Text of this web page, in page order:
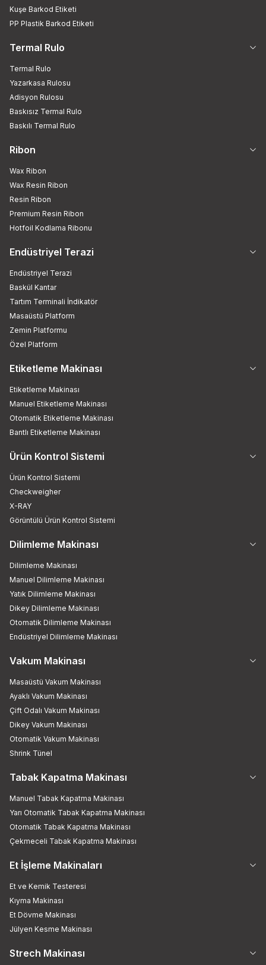
Kuşe Barkod Etiketi
PP Plastik Barkod Etiketi
Termal Rulo
Termal Rulo
Yazarkasa Rulosu
Adisyon Rulosu
Baskısız Termal Rulo
Baskılı Termal Rulo
Ribon
Wax Ribon
Wax Resin Ribon
Resin Ribon
Premium Resin Ribon
Hotfoil Kodlama Ribonu
Endüstriyel Terazi
Endüstriyel Terazi
Baskül Kantar
Tartım Terminali İndikatör
Masaüstü Platform
Zemin Platformu
Özel Platform
Etiketleme Makinası
Etiketleme Makinası
Manuel Etiketleme Makinası
Otomatik Etiketleme Makinası
Bantlı Etiketleme Makinası
Ürün Kontrol Sistemi
Ürün Kontrol Sistemi
Checkweigher
X-RAY
Görüntülü Ürün Kontrol Sistemi
Dilimleme Makinası
Dilimleme Makinası
Manuel Dilimleme Makinası
Yatık Dilimleme Makinası
Dikey Dilimleme Makinası
Otomatik Dilimleme Makinası
Endüstriyel Dilimleme Makinası
Vakum Makinası
Masaüstü Vakum Makinası
Ayaklı Vakum Makinası
Çift Odalı Vakum Makinası
Dikey Vakum Makinası
Otomatik Vakum Makinası
Shrink Tünel
Tabak Kapatma Makinası
Manuel Tabak Kapatma Makinası
Yarı Otomatik Tabak Kapatma Makinası
Otomatik Tabak Kapatma Makinası
Çekmeceli Tabak Kapatma Makinası
Et İşleme Makinaları
Et ve Kemik Testeresi
Kıyma Makinası
Et Dövme Makinası
Jülyen Kesme Makinası
Strech Makinası